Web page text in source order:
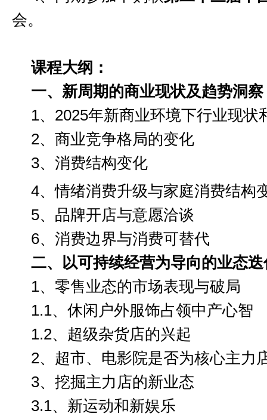
会。
课程大纲：
一、 新周期的商业现状及趋势洞察
1、 2025年新商业环境下行业现状
2、 商业竞争格局的变化
3、 消费结构变化
4、情绪消费升级与家庭消费结构
5、 品牌开店与意愿洽谈
6、 消费边界与消费可替代
二、以可持续经营为导向的业态
1、 零售业态的市场表现与破局
1.1、休闲户外服饰占领中产心智
1.2、超级杂货店的兴起
2、 超市、电影院是否为核心主力
3、 挖掘主力店的新业态
3.1、新运动和新娱乐